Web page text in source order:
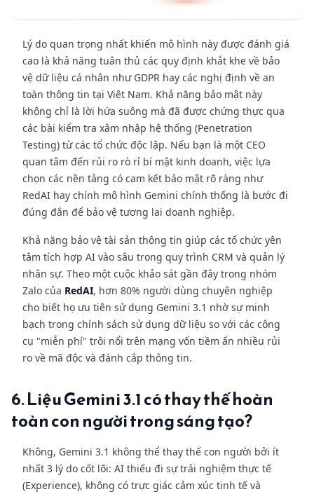
Lý do quan trọng nhất khiến mô hình này được đánh giá
cao là khả năng tuân thủ các quy định khắt khe về bảo
vệ dữ liệu cá nhân như GDPR hay các nghị định về an
toàn thông tin tại Việt Nam. Khả năng bảo mật này
không chỉ là lời hứa suông mà đã được chứng thực qua
các bài kiểm tra xâm nhập hệ thống (Penetration
Testing) từ các tổ chức độc lập. Nếu bạn là một CEO
quan tâm đến rủi ro rò rỉ bí mật kinh doanh, việc lựa
chọn các nền tảng có cam kết bảo mật rõ ràng như
RedAI hay chính mô hình Gemini chính thống là bước đi
đúng đắn để bảo vệ tương lai doanh nghiệp.
Khả năng bảo vệ tài sản thông tin giúp các tổ chức yên
tâm tích hợp AI vào sâu trong quy trình CRM và quản lý
nhân sự. Theo một cuộc khảo sát gần đây trong nhóm
Zalo của RedAI, hơn 80% người dùng chuyên nghiệp
cho biết họ ưu tiên sử dụng Gemini 3.1 nhờ sự minh
bạch trong chính sách sử dụng dữ liệu so với các công
cụ "miễn phí" trôi nổi trên mạng vốn tiềm ẩn nhiều rủi
ro về mã độc và đánh cắp thông tin.
6. Liệu Gemini 3.1 có thay thế hoàn
toàn con người trong sáng tạo?
Không, Gemini 3.1 không thể thay thế con người bởi ít
nhất 3 lý do cốt lõi: AI thiếu đi sự trải nghiệm thực tế
(Experience), không có trực giác cảm xúc tinh tế và